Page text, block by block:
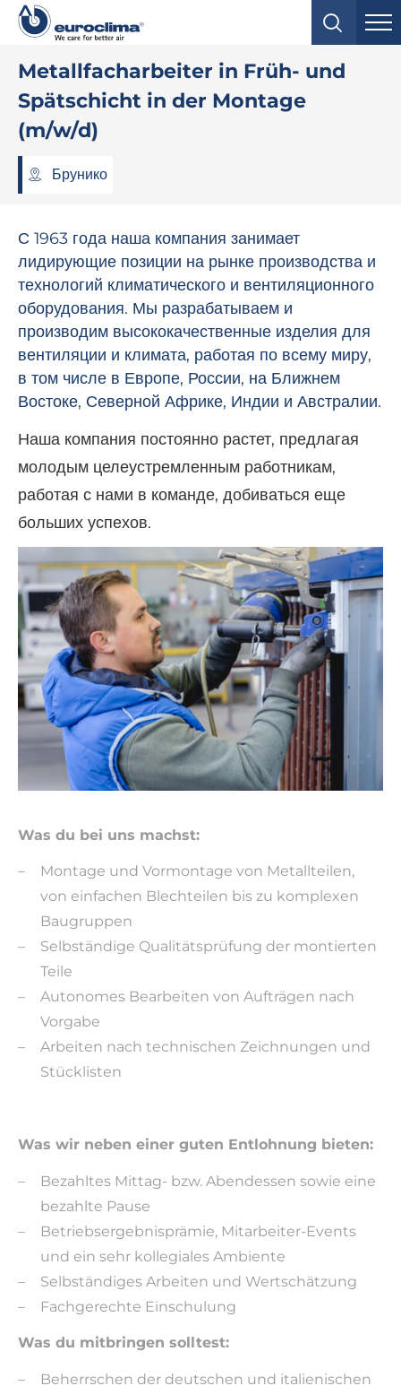
Metallfacharbeiter in Früh- und
Spätschicht in der Montage
(m/w/d)
Брунико
С 1963 года наша компания занимает
лидирующие позиции на рынке производства и
технологий климатического и вентиляционного
оборудования. Мы разрабатываем и
производим высококачественные изделия для
вентиляции и климата, работая по всему миру,
в том числе в Европе, России, на Ближнем
Востоке, Северной Африке, Индии и Австралии.
Наша компания постоянно растет, предлагая
молодым целеустремленным работникам,
работая с нами в команде, добиваться еще
больших успехов.
Was du bei uns machst:
Montage und Vormontage von Metallteilen,
von einfachen Blechteilen bis zu komplexen
Baugruppen
Selbständige Qualitätsprüfung der montierten
Teile
Autonomes Bearbeiten von Aufträgen nach
Vorgabe
Arbeiten nach technischen Zeichnungen und
Stücklisten
Was wir neben einer guten Entlohnung bieten:
Bezahltes Mittag- bzw. Abendessen sowie eine
bezahlte Pause
Betriebsergebnisprämie, Mitarbeiter-Events
und ein sehr kollegiales Ambiente
Selbständiges Arbeiten und Wertschätzung
Fachgerechte Einschulung
Was du mitbringen solltest:
Beherrschen der deutschen und italienischen